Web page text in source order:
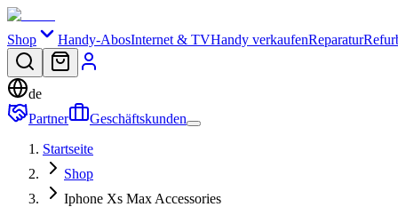
Shop Handy-AbosInternet & TVHandy verkaufenReparatur
de
Partner
Geschäftskunden
Startseite
Shop
Iphone Xs Max Accessories